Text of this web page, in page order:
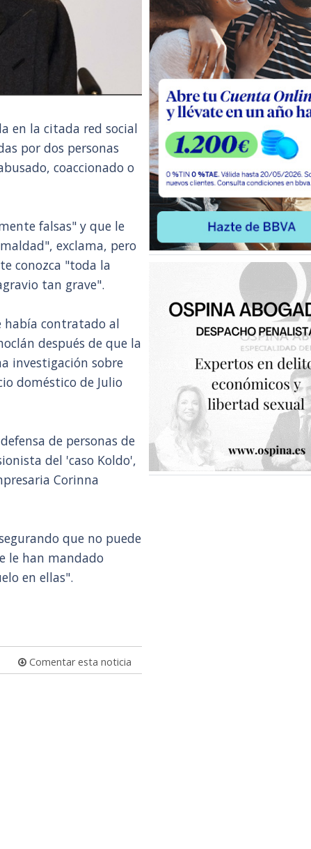
en la citada red social
por dos personas
coaccionado o
falsas" y que le
exclama, pero
conozca "toda la
tan grave".
había contratado al
después de que la
investigación sobre
doméstico de Julio
de personas de
del 'caso Koldo',
Corinna
que no puede
le han mandado
en ellas".
Comentar esta noticia